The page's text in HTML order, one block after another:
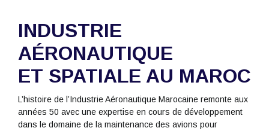
INDUSTRIE
AÉRONAUTIQUE
ET SPATIALE AU MAROC
L’histoire de l’Industrie Aéronautique Marocaine remonte aux
années 50 avec une expertise en cours de développement
dans le domaine de la maintenance des avions pour